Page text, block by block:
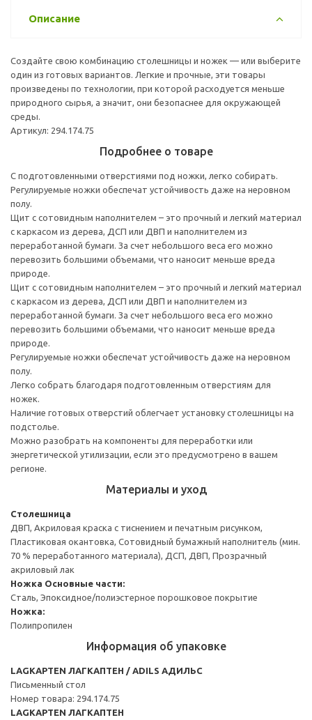
Описание
Создайте свою комбинацию столешницы и ножек — или выберите
один из готовых вариантов. Легкие и прочные, эти товары
произведены по технологии, при которой расходуется меньше
природного сырья, а значит, они безопаснее для окружающей
среды.
Артикул: 294.174.75
Подробнее о товаре
С подготовленными отверстиями под ножки, легко собирать.
Регулируемые ножки обеспечат устойчивость даже на неровном
полу.
Щит с сотовидным наполнителем – это прочный и легкий материал
с каркасом из дерева, ДСП или ДВП и наполнителем из
переработанной бумаги. За счет небольшого веса его можно
перевозить большими объемами, что наносит меньше вреда
природе.
Щит с сотовидным наполнителем – это прочный и легкий материал
с каркасом из дерева, ДСП или ДВП и наполнителем из
переработанной бумаги. За счет небольшого веса его можно
перевозить большими объемами, что наносит меньше вреда
природе.
Регулируемые ножки обеспечат устойчивость даже на неровном
полу.
Легко собрать благодаря подготовленным отверстиям для
ножек.
Наличие готовых отверстий облегчает установку столешницы на
подстолье.
Можно разобрать на компоненты для переработки или
энергетической утилизации, если это предусмотрено в вашем
регионе.
Материалы и уход
Столешница
ДВП, Акриловая краска с тиснением и печатным рисунком,
Пластиковая окантовка, Сотовидный бумажный наполнитель (мин.
70 % переработанного материала), ДСП, ДВП, Прозрачный
акриловый лак
Ножка Основные части:
Сталь, Эпоксидное/полиэстерное порошковое покрытие
Ножка:
Полипропилен
Информация об упаковке
LAGKAPTEN ЛАГКАПТЕН / ADILS АДИЛЬС
Письменный стол
Номер товара: 294.174.75
LAGKAPTEN ЛАГКАПТЕН